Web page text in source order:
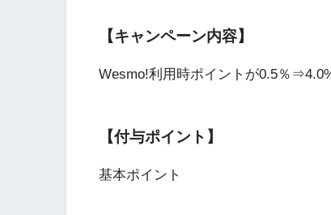
【キャンペーン内容】
Wesmo!利用時ポイントが0.5％
【付与ポイント】
基本ポイント